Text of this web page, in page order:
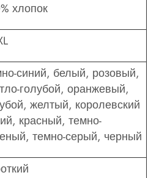
хлопок
синий, белый, розовый,
голубой, оранжевый,
желтый, королевский
красный, темно-
темно-серый, черный